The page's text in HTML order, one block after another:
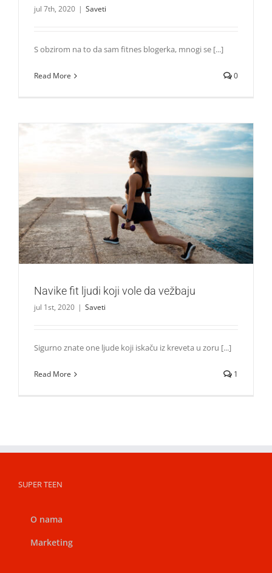
jul 7th, 2020 | Saveti
S obzirom na to da sam fitnes blogerka, mnogi se [...]
Read More 0
Navike fit ljudi koji vole da vežbaju
Saveti
Navike fit ljudi koji vole da vežbaju
jul 1st, 2020 | Saveti
Sigurno znate one ljude koji iskaču iz kreveta u zoru [...]
Read More 1
SUPER TEEN
O nama
Marketing